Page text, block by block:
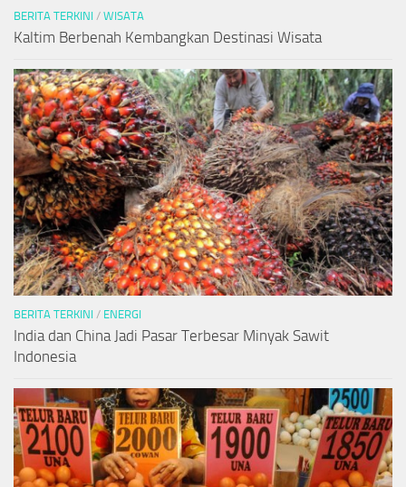
BERITA TERKINI / WISATA
Kaltim Berbenah Kembangkan Destinasi Wisata
BERITA TERKINI / ENERGI
India dan China Jadi Pasar Terbesar Minyak Sawit
Indonesia